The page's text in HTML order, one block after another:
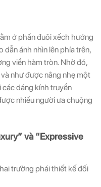
ở phần đuôi xếch hướng
dẫn ánh nhìn lên phía trên,
viền hàm tròn. Nhờ đó,
như được nâng nhẹ một
các dáng kính truyền
nhiều người ưa chuộng
và “Expressive
trường phái thiết kế đối